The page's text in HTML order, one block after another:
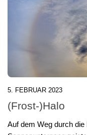
5. FEBRUAR 2023
(Frost-)Halo
Auf dem Weg durch die